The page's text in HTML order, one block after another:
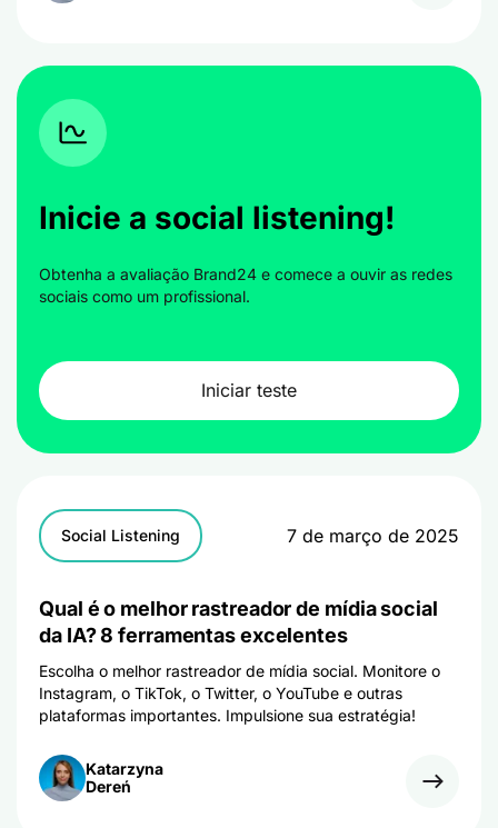
Inicie a social listening!
Obtenha a avaliação Brand24 e comece a ouvir as redes
sociais como um profissional.
Iniciar teste
Social Listening 7 de março de 2025
Qual é o melhor rastreador de mídia social
da IA? 8 ferramentas excelentes
Escolha o melhor rastreador de mídia social. Monitore o
Instagram, o TikTok, o Twitter, o YouTube e outras
plataformas importantes. Impulsione sua estratégia!
Katarzyna
Dereń